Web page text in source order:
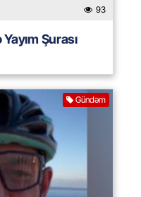
93
Şurası
Gündəm